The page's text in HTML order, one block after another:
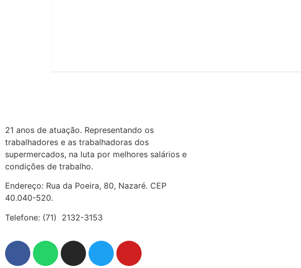
21 anos de atuação. Representando os
trabalhadores e as trabalhadoras dos
supermercados, na luta por melhores salários e
condições de trabalho.
Endereço: Rua da Poeira, 80, Nazaré. CEP
40.040-520.
Telefone: (71) 2132-3153